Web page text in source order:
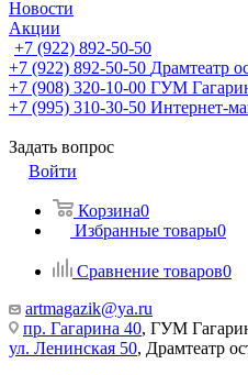
Новости
Акции
+7 (922) 892-50-50
+7 (922) 892-50-50 Драмтеатр
+7 (908) 320-10-00 ГУМ
+7 (995) 310-30-50 Интернет-
Задать вопрос
Войти
Корзина0
Избранные товары0
Сравнение товаров0
artmagazik@ya.ru
пр. Гагарина 40, ГУМ
ул. Ленинская 50, Драмтеатр